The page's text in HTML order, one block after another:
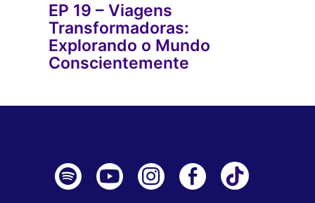
EP 19 – Viagens
Transformadoras:
Explorando o Mundo
Conscientemente